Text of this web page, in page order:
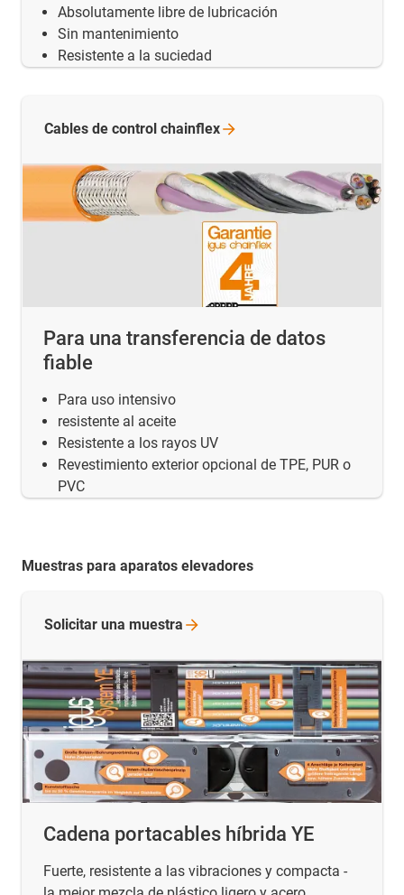
Absolutamente libre de lubricación
Sin mantenimiento
Resistente a la suciedad
Para una transferencia de datos
fiable
Para uso intensivo
resistente al aceite
Resistente a los rayos UV
Revestimiento exterior opcional de TPE, PUR o
PVC
Cables de control chainflex
Muestras para aparatos elevadores
Cadena portacables híbrida YE
Fuerte, resistente a las vibraciones y compacta -
Solicitar una muestra